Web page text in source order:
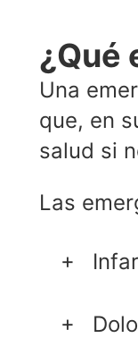
¿Qué
Una
que, en
salud si
Las